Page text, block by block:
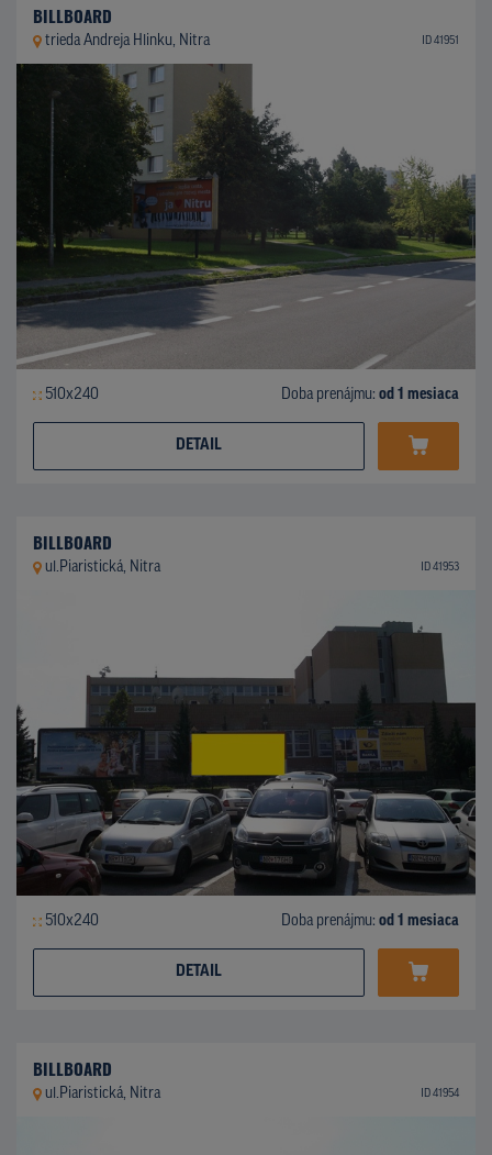
BILLBOARD
trieda Andreja Hlinku, Nitra ID 41951
510x240 Doba prenájmu: od 1 mesiaca
DETAIL
BILLBOARD
ul.Piaristická, Nitra ID 41953
510x240 Doba prenájmu: od 1 mesiaca
DETAIL
BILLBOARD
ul.Piaristická, Nitra ID 41954